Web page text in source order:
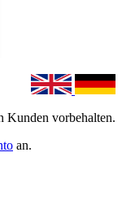
Kunden vorbehalten.
an.